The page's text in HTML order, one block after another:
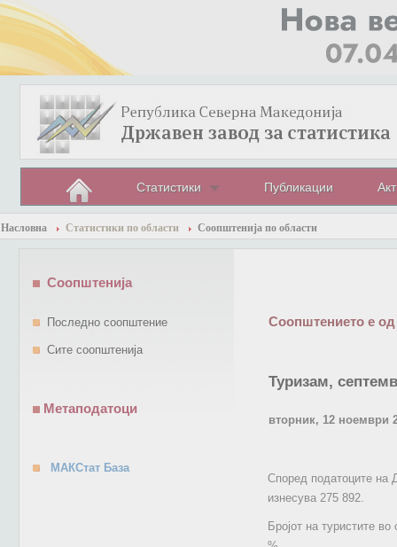
Статистики Публикации
Насловна Статистики по области Соопштенија по области
Соопштението е од
Туризам,
вторник, 12 ноември
Според податоците на
изнесува 275 892.
Бројот на туристите
Соопштенија
Последно соопштение
Сите соопштенија
Метаподатоци
МАКСтат База